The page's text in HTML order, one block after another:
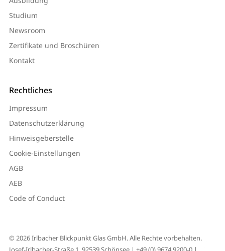
Studium
Newsroom
Zertifikate und Broschüren
Kontakt
Rechtliches
Impressum
Datenschutzerklärung
Hinweisgeberstelle
Cookie-Einstellungen
AGB
AEB
Code of Conduct
© 2026 Irlbacher Blickpunkt Glas GmbH. Alle Rechte vorbehalten.